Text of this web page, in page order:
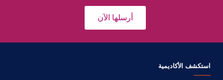
أرسلها الآن
استكشف الأكاديمية